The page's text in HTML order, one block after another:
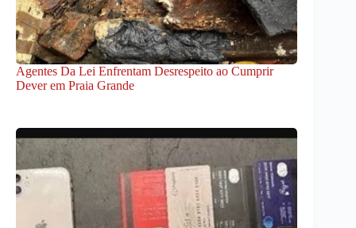
Agentes Da Lei Enfrentam Desrespeito ao Cumprir
Dever em Praia Grande